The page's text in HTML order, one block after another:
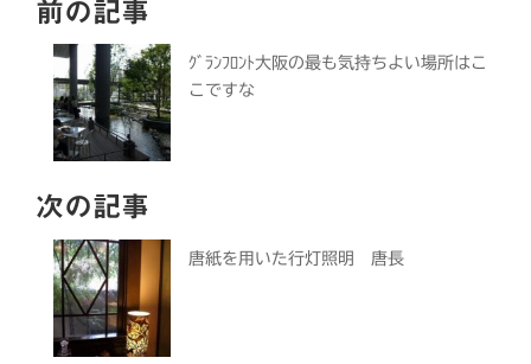
前の記事
ｸﾞﾗﾝﾌﾛﾝﾄ大阪の最も気持ちよい場所はこ
こですな
次の記事
唐紙を用いた行灯照明 唐長